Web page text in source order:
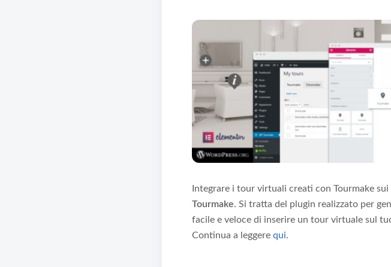
Integrare i tour virtuali creati con Tourmake
Tourmake. Si tratta del plugin realizzato per
facile e veloce di inserire un tour virtuale sul
Continua a leggere qui.